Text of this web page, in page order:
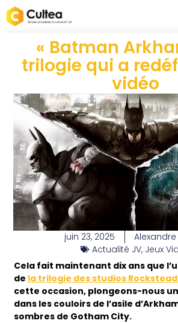
« Batman
trilogie qui a
vidéo
juin 23, 2025
Actualité JV, Jeux
Cela fait maintenant dix ans que
de la trilogie des studios
cette occasion, plongeons-nous
dans les couloirs de l’asile
sombres de Gotham City.